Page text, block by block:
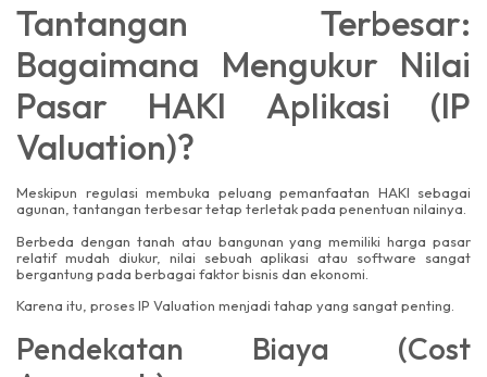
Tantangan Terbesar:
Bagaimana Mengukur Nilai
Pasar HAKI Aplikasi (IP
Valuation)?
Meskipun regulasi membuka peluang pemanfaatan HAKI sebagai
agunan, tantangan terbesar tetap terletak pada penentuan nilainya.
Berbeda dengan tanah atau bangunan yang memiliki harga pasar
relatif mudah diukur, nilai sebuah aplikasi atau software sangat
bergantung pada berbagai faktor bisnis dan ekonomi.
Karena itu, proses IP Valuation menjadi tahap yang sangat penting.
Pendekatan Biaya (Cost